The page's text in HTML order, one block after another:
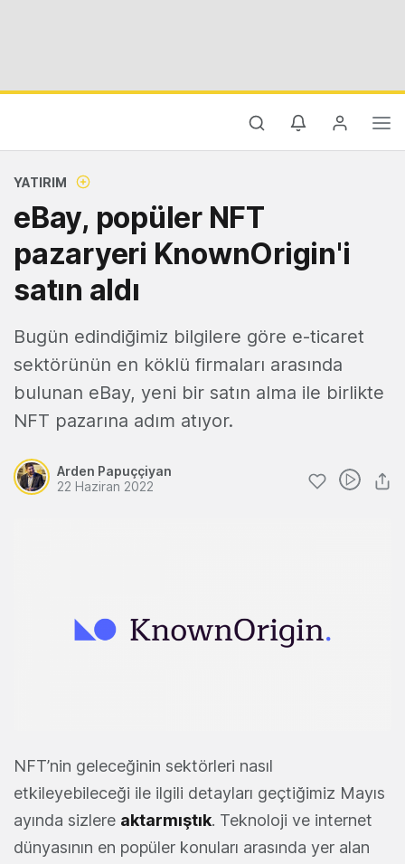
YATIRIM
eBay, popüler NFT
pazaryeri KnownOrigin'i
satın aldı
Bugün edindiğimiz bilgilere göre e-ticaret
sektörünün en köklü firmaları arasında
bulunan eBay, yeni bir satın alma ile birlikte
NFT pazarına adım atıyor.
Arden Papuççiyan
22 Haziran 2022
NFT’nin geleceğinin sektörleri nasıl
etkileyebileceği ile ilgili detayları geçtiğimiz Mayıs
ayında sizlere aktarmıştık. Teknoloji ve internet
dünyasının en popüler konuları arasında yer alan